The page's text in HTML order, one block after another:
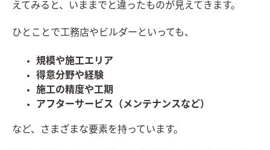
えてみると、いままでと違ったものが見えてきます。
ひとことで工務店やビルダーといっても、
規模や施工エリア
得意分野や経験
施工の精度や工期
アフターサービス（メンテナンスなど）
など、さまざまな要素を持っています。